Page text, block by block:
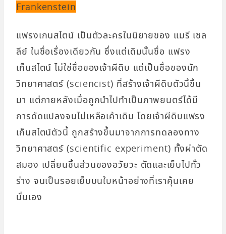
Frankenstein
แฟรงเกนสไตน์ เป็นตัวละครในนิยายของ แมรี เชล
ลีย์ ในชื่อเรื่องเดียวกัน ซึ่งแต่เดิมนั้นชื่อ แฟรง
เก็นสไตน์ ไม่ใช่ชื่อของเจ้าผีดิบ แต่เป็นชื่อของนัก
วิทยาศาสตร์ (sciencist) ที่สร้างเจ้าผีดิบตัวนี้ขึ้น
มา แต่ภายหลังเมื่อถูกนำไปทำเป็นภาพยนตร์ได้มี
การดัดแปลงจนไม่เหลือเค้าเดิม โดยเจ้าผีดิบแฟรง
เก็นสไตน์ตัวนี้ ถูกสร้างขึ้นมาจากการทดลองทาง
วิทยาศาสตร์ (scientific experiment) ทั้งผ่าตัด
สมอง เปลี่ยนชิ้นส่วนของอวัยวะ ตัดและเย็บไปทั่ว
ร่าง จนเป็นรอยเย็บบนใบหน้าอย่างที่เราคุ้นเคย
นั่นเอง